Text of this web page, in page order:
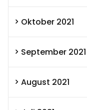
Oktober 2021
September 2021
August 2021